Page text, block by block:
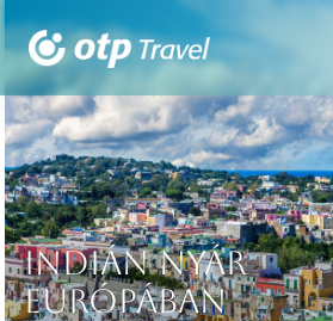
INDIÁN NYÁR
EURÓPÁBAN